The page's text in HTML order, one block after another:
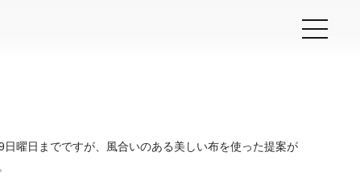
曜日までですが、風合いのある美しい布を使った提案が